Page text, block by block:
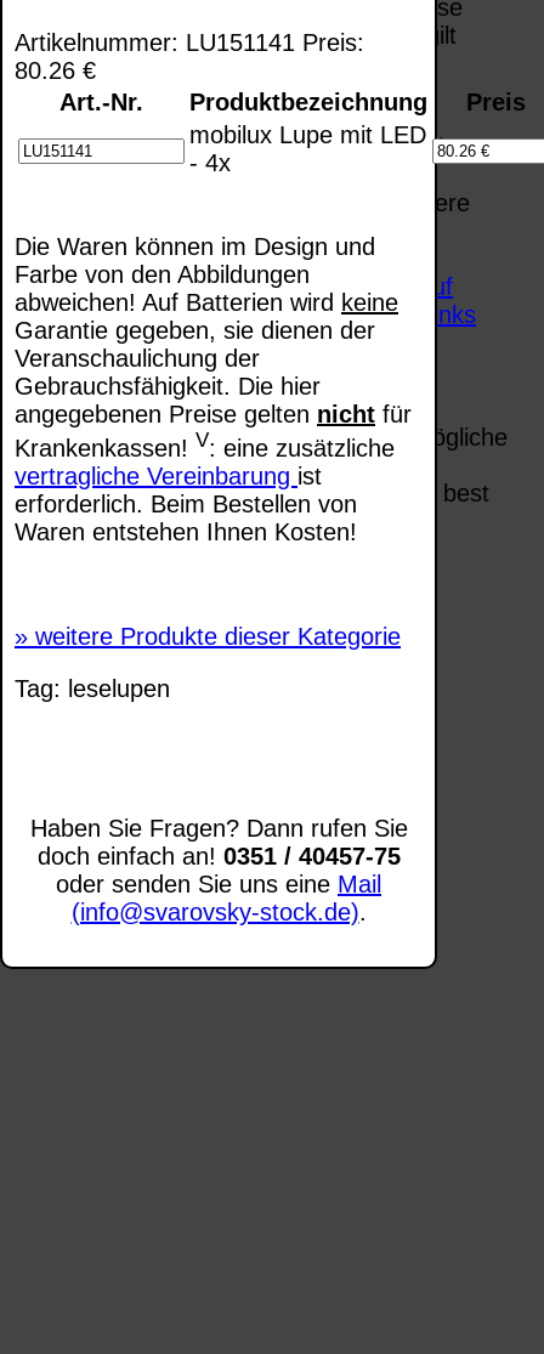
Artikelnummer: LU151141 Preis:
80.26 €
Art.-Nr.
Produktbezeichnung
Preis
mobilux Lupe mit LED
- 4x
Die Waren können im Design und
Farbe von den Abbildungen
abweichen! Auf Batterien wird keine
Garantie gegeben, sie dienen der
Veranschaulichung der
Gebrauchsfähigkeit. Die hier
angegebenen Preise gelten nicht für
Krankenkassen! V: eine zusätzliche
vertragliche Vereinbarung ist
erforderlich. Beim Bestellen von
Waren entstehen Ihnen Kosten!
» weitere Produkte dieser Kategorie
Tag: leselupen
Haben Sie Fragen? Dann rufen Sie
doch einfach an! 0351 / 40457-75
oder senden Sie uns eine Mail
(info@svarovsky-stock.de).
unserer Homepage und machen uns diese
Inhalte nicht zu eigen. Diese Erklärung gilt
für alle auf unserer Homepage
angebrachten Links.
Die Europäische Kommission stellt eine
Plattform zur Online-Streitbeilegung (OS)
bereit. Die Plattform finden Sie unter
Unsere
E-Mailadresse lautet:
info@svarovsky-
stock.de.
Seitenanfang
Impressum AGB
Widerruf
Datenschutz
Urheberrechte Kontakt
Links
Katalog (PDF)
Sitemap
große AnzeigeSchließen X
Diese Website nutzt Cookies, um bestmögliche
Funktionalität bieten zu können.
This website uses cookies to provide the best
possible functionality.